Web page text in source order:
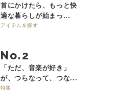
首にかけたら、もっと快
適な暮らしが始まっ...
アイテムを探す
No.
「ただ、音楽が好き」
が、つらなって、つな...
特集